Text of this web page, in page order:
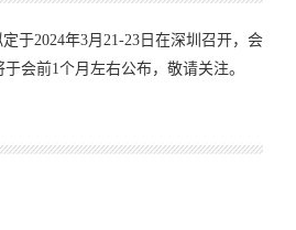
于2024年3月21-23日在深圳召开，会
会前1个月左右公布，敬请关注。